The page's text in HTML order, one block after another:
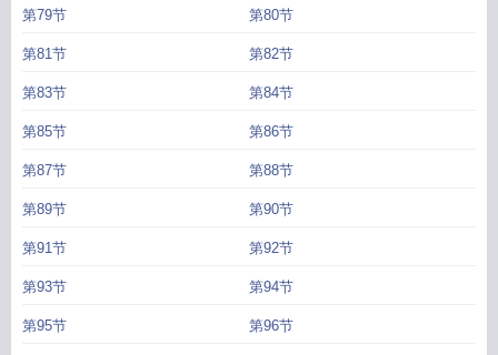
第79节 第80节
第81节 第82节
第83节 第84节
第85节 第86节
第87节 第88节
第89节 第90节
第91节 第92节
第93节 第94节
第95节 第96节